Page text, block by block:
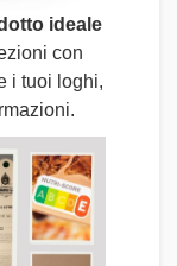
ideale
con
i tuoi loghi,